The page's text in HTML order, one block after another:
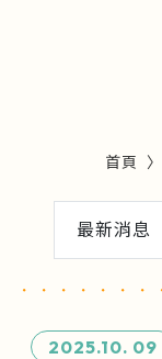
首頁
最新消息
2025.10. 09